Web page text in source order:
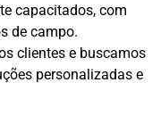
capacitados, com
de campo.
clientes e buscamos
personalizadas e